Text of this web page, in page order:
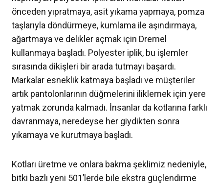
önceden yıpratmaya, asit yıkama yapmaya, pomza
taşlarıyla döndürmeye, kumlama ile aşındırmaya,
ağartmaya ve delikler açmak için Dremel
kullanmaya başladı. Polyester iplik, bu işlemler
sırasında dikişleri bir arada tutmayı başardı.
Markalar esneklik katmaya başladı ve müşteriler
artık pantolonlarının düğmelerini iliklemek için yere
yatmak zorunda kalmadı. İnsanlar da kotlarına farklı
davranmaya, neredeyse her giydikten sonra
yıkamaya ve kurutmaya başladı.
Kotları üretme ve onlara bakma şeklimiz nedeniyle,
bitki bazlı yeni 501’lerde bile ekstra güçlendirme